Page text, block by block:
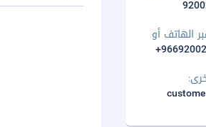
الهاتف أو